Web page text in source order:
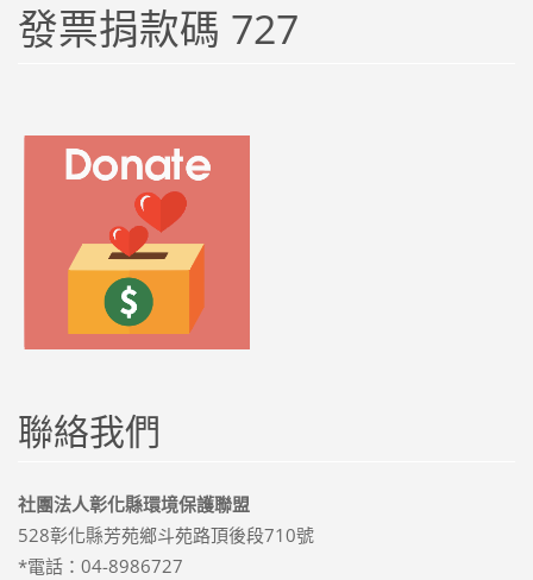
發票捐款碼 727
聯絡我們
社團法人彰化縣環境保護聯盟
528彰化縣芳苑鄉斗苑路頂後段710號
*電話：04-8986727